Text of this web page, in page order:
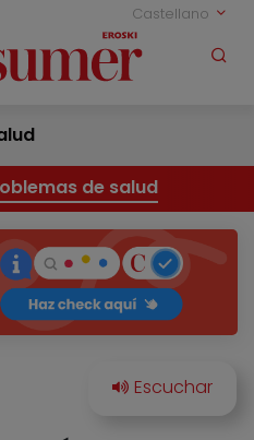
Castellano
de salud